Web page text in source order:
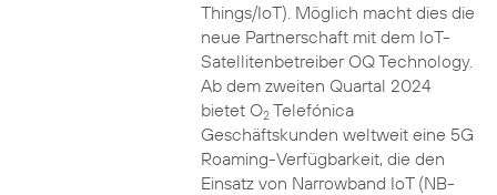
Things/IoT). Möglich macht dies die
neue Partnerschaft mit dem IoT-
Satellitenbetreiber OQ Technology.
Ab dem zweiten Quartal 2024
bietet O2Telefónica
Geschäftskunden weltweit eine 5G
Roaming-Verfügbarkeit, die den
Einsatz von Narrowband IoT (NB-